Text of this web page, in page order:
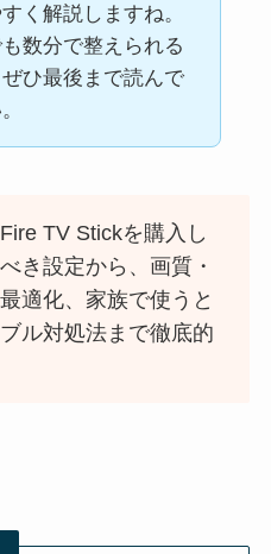
く解説しますね。
数分で整えられる
ひ最後まで読んで
TV Stickを購入し
き設定から、画質・
適化、家族で使うと
ル対処法まで徹底的